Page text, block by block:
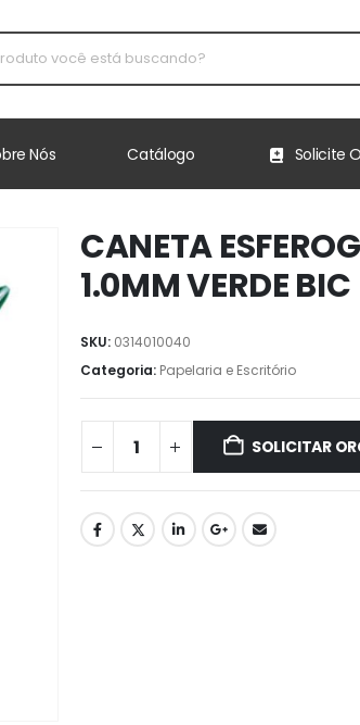
Nós Catálogo Solicite
CANETA
1.0MM VERDE BIC
SKU: 0314010040
Categoria: Papelaria e Escritório
SOLICITAR